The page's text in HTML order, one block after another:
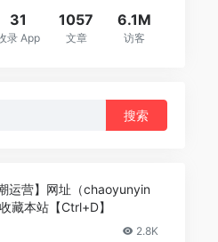
31
录 App
1057
文章
6.1M
访客
运营】网址（chaoyunyin
藏本站【Ctrl+D】
2.8K